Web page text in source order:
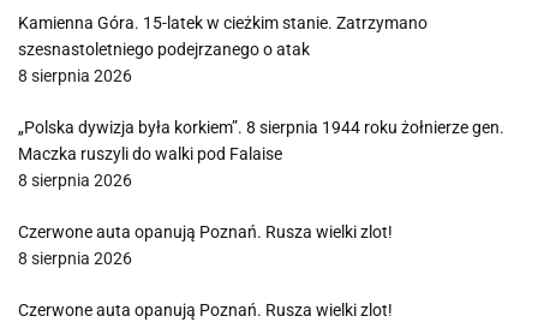
Kamienna Góra. 15-latek w cieżkim stanie. Zatrzymano
szesnastoletniego podejrzanego o atak
8 sierpnia 2026
„Polska dywizja była korkiem”. 8 sierpnia 1944 roku żołnierze gen.
Maczka ruszyli do walki pod Falaise
8 sierpnia 2026
Czerwone auta opanują Poznań. Rusza wielki zlot!
8 sierpnia 2026
Czerwone auta opanują Poznań. Rusza wielki zlot!